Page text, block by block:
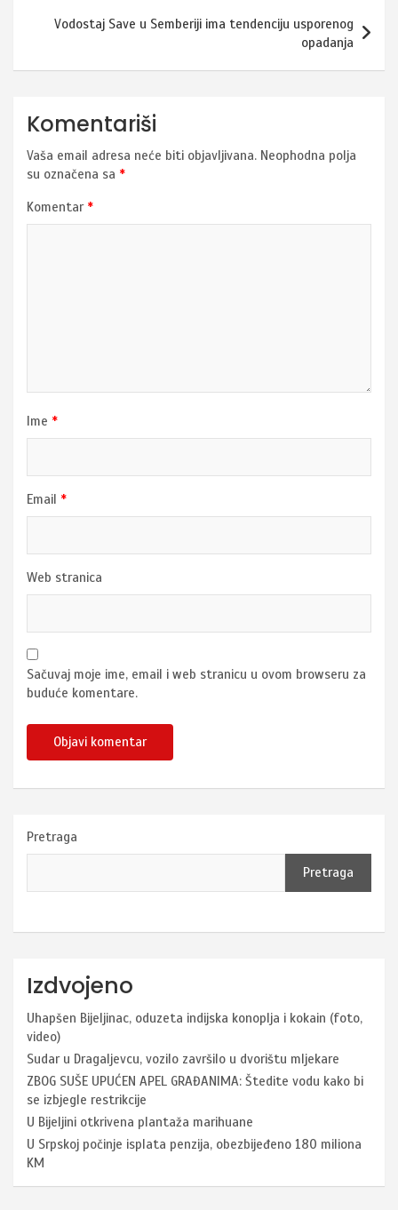
Vodostaj Save u Semberiji ima tendenciju usporenog
opadanja
Komentariši
Vaša email adresa neće biti objavljivana. Neophodna polja
su označena sa *
Komentar *
Ime *
Email *
Web stranica
Sačuvaj moje ime, email i web stranicu u ovom browseru za
buduće komentare.
Pretraga
Pretraga
Izdvojeno
Uhapšen Bijeljinac, oduzeta indijska konoplja i kokain (foto,
video)
Sudar u Dragaljevcu, vozilo završilo u dvorištu mljekare
ZBOG SUŠE UPUĆEN APEL GRAĐANIMA: Štedite vodu kako bi
se izbjegle restrikcije
U Bijeljini otkrivena plantaža marihuane
U Srpskoj počinje isplata penzija, obezbijeđeno 180 miliona
KM